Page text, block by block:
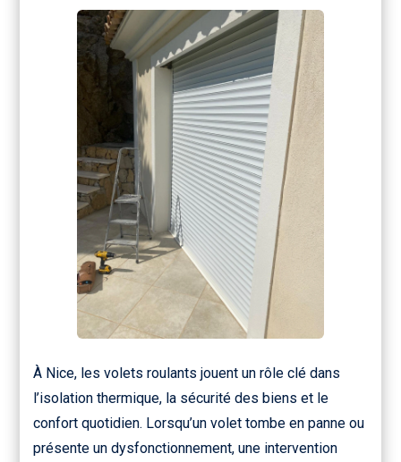
À Nice, les volets roulants jouent un rôle clé dans
l’isolation thermique, la sécurité des biens et le
confort quotidien. Lorsqu’un volet tombe en panne ou
présente un dysfonctionnement, une intervention